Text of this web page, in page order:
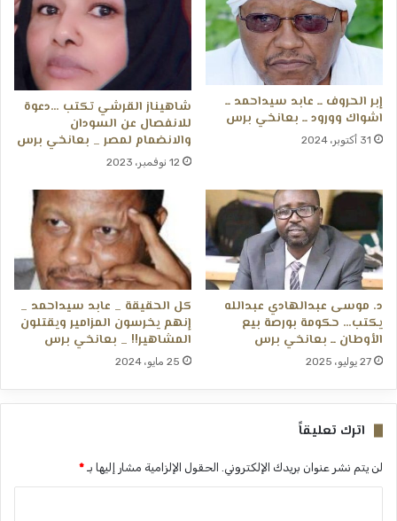
إبر الحروف ــ عابد سيداحمد ــ
اشواك وورود ــ بعانخي برس
31 أكتوبر، 2024
شاهيناز القرشي تكتب …دعوة
للانفصال عن السودان
والانضمام لمصر _ بعانخي برس
12 نوفمبر، 2023
د. موسى عبدالهادي عبدالله
يكتب… حكومة بورصة بيع
الأوطان ــ بعانخي برس
27 يوليو، 2025
كل الحقيقة _ عابد سيداحمد _
إنهم يخرسون المزامير ويقتلون
المشاهير!! _ بعانخي برس
25 مايو، 2024
اترك تعليقاً
لن يتم نشر عنوان بريدك الإلكتروني. الحقول الإلزامية مشار إليها بـ *